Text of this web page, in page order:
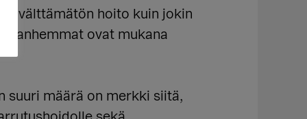
välttämätön hoito kuin jokin
vanhemmat ovat mukana
suuri määrä on merkki siitä,